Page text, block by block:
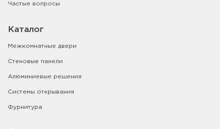
Частые вопросы
Каталог
Межкомнатные двери
Стеновые панели
Алюминиевые решения
Системы открывания
Фурнитура